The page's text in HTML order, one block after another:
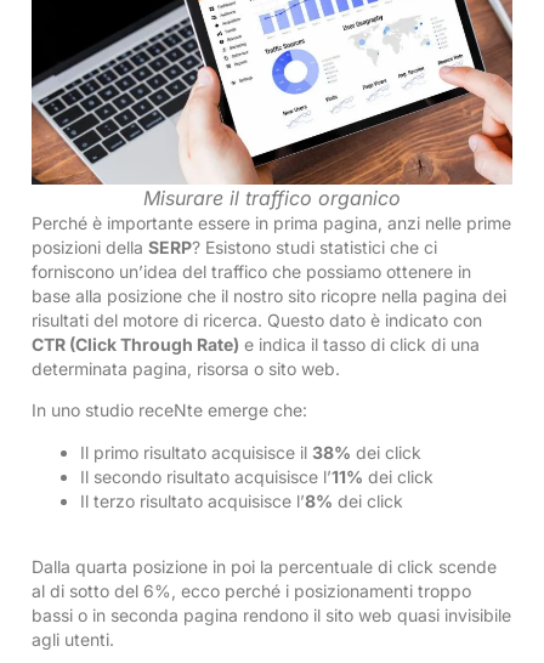
Misurare il traffico organico
Perché è importante essere in prima pagina, anzi nelle prime
posizioni della SERP? Esistono studi statistici che ci
forniscono un’idea del traffico che possiamo ottenere in
base alla posizione che il nostro sito ricopre nella pagina dei
risultati del motore di ricerca. Questo dato è indicato con
CTR (Click Through Rate) e indica il tasso di click di una
determinata pagina, risorsa o sito web.
In uno studio receNte emerge che:
Il primo risultato acquisisce il 38% dei click
Il secondo risultato acquisisce l’11% dei click
Il terzo risultato acquisisce l’8% dei click
Dalla quarta posizione in poi la percentuale di click scende
al di sotto del 6%, ecco perché i posizionamenti troppo
bassi o in seconda pagina rendono il sito web quasi invisibile
agli utenti.